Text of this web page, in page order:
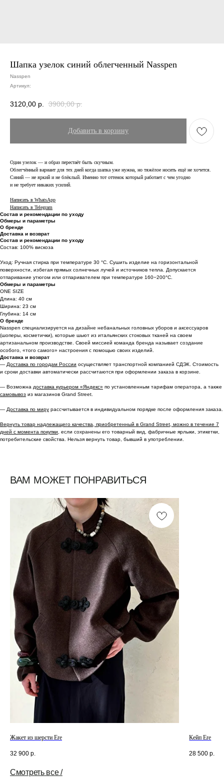
Шапка узелок синий облегченный Nasspen
Nasspen
Артикул:
3120,00 р. 3900,00 р.
Добавить в корзину
Один узелок — и образ перестаёт быть скучным.
Облегчённый вариант для тех дней когда шапка уже нужна, но тяжёлое носить ещё не хочется.
Синий — не яркий и не блёклый. Именно тот оттенок который работает с чем угодно
и не требует никаких усилий.
Написать в WhatsApp
Написать в Telegram
Состав и рекомендации по уходу
Обмеры и параметры
О бренде
Доставка и возврат
Состав и рекомендации по уходу
Состав: 100% вискоза
Уход: Ручная стирка при температуре 30 °C. Сушить изделие на горизонтальной
поверхности, избегая прямых солнечных лучей и источников тепла. Допускается
отпаривание утюгом или отпаривателем при температуре 160−200°C.
Обмеры и параметры
ONE SIZE
Длина: 40 см
Ширина: 23 см
Глубина: 14 см
О бренде
Nasspen специализируется на дизайне небанальных головных уборов и аксессуаров
(шоперы, косметички), которые шьют из итальянских стоковых тканей на своем
артизанальном производстве. Своей миссией команда бренда называет создание
особого, «того самого» настроения с помощью своих изделий.
Доставка и возврат
— Доставка по городам России осуществляет транспортной компанией СДЭК. Стоимость
и сроки доставки автоматически рассчитаются при оформлении заказа в корзине.
— Возможна доставка курьером «Яндекс» по установленным тарифам оператора, а также
самовывоз из магазинов Grand Street.
— Доставка по миру рассчитывается в индивидуальном порядке после оформления заказа.
Вернуть товар надлежащего качества, приобретенный в Grand Street, можно в течение 7
дней с момента покупки,
если сохранены его товарный вид, фабричные ярлыки, этикетки,
потребительские свойства. Нельзя вернуть товар, бывший в употреблении.
ВАМ МОЖЕТ ПОНРАВИТЬСЯ
Смотреть все /
Жакет из шерсти Ere
32 900 р.
Кейп Ere
28 500 р.
Смотреть все /